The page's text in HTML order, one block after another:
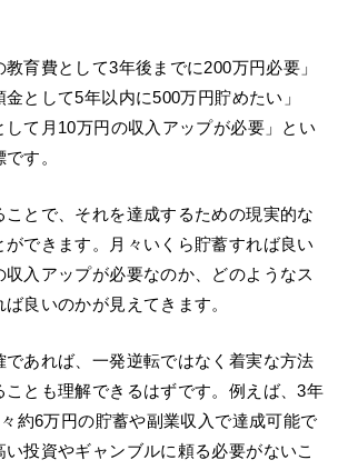
育費として3年後までに200万円必要」
金として5年以内に500万円貯めたい」
して月10万円の収入アップが必要」とい
す。
ことで、それを達成するための現実的な
ができます。月々いくら貯蓄すれば良い
入アップが必要なのか、どのようなス
良いのかが見えてきます。
であれば、一発逆転ではなく着実な方法
ことも理解できるはずです。例えば、3年
約6万円の貯蓄や副業収入で達成可能で
投資やギャンブルに頼る必要がないこ